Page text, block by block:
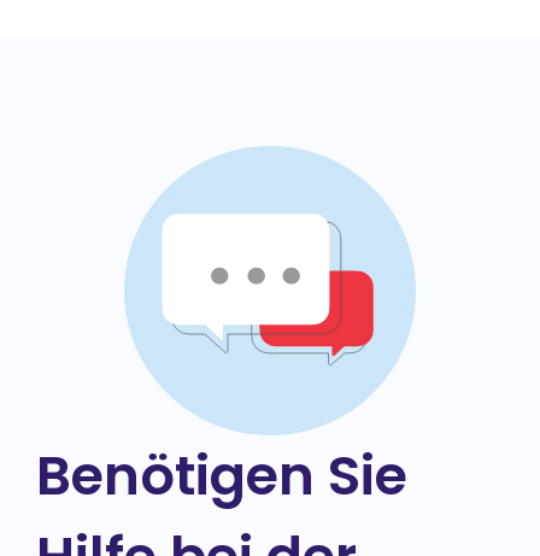
Benötigen Sie